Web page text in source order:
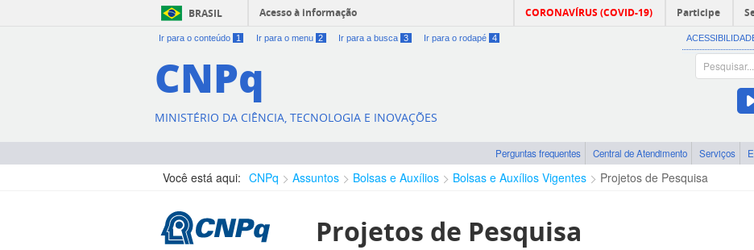
BRASIL Acesso à informação CORONAVÍRUS (COVID-19) Participe
Ir para o conteúdo 1 Ir para o menu 2 Ir para a busca 3 Ir para o rodapé 4
CNPq
MINISTÉRIO DA CIÊNCIA, TECNOLOGIA E INOVAÇÕES
Perguntas frequentes Central de Atendimento Serviços
Você está aqui: CNPq Assuntos Bolsas e Auxílios Bolsas e Auxílios Vigentes Projetos de Pesquisa
Projetos de Pesquisa